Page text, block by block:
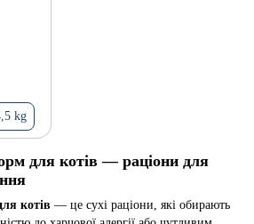
kg
для котів — раціони для
котів — це сухі раціони, які обирають